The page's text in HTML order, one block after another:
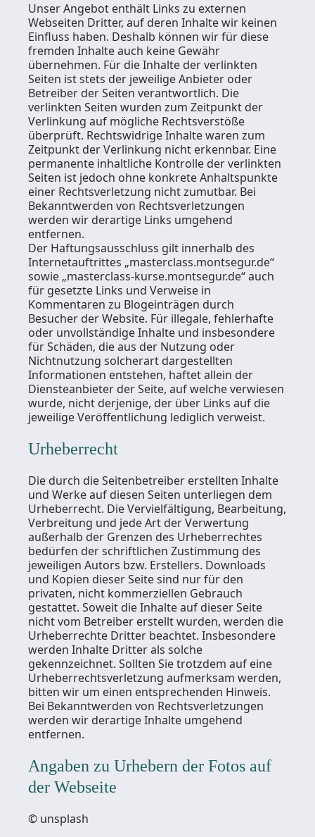
Unser Angebot enthält Links zu externen
Webseiten Dritter, auf deren Inhalte wir keinen
Einfluss haben. Deshalb können wir für diese
fremden Inhalte auch keine Gewähr
übernehmen. Für die Inhalte der verlinkten
Seiten ist stets der jeweilige Anbieter oder
Betreiber der Seiten verantwortlich. Die
verlinkten Seiten wurden zum Zeitpunkt der
Verlinkung auf mögliche Rechtsverstöße
überprüft. Rechtswidrige Inhalte waren zum
Zeitpunkt der Verlinkung nicht erkennbar. Eine
permanente inhaltliche Kontrolle der verlinkten
Seiten ist jedoch ohne konkrete Anhaltspunkte
einer Rechtsverletzung nicht zumutbar. Bei
Bekanntwerden von Rechtsverletzungen
werden wir derartige Links umgehend
entfernen.
Der Haftungsausschluss gilt innerhalb des
Internetauftrittes „masterclass.montsegur.de“
sowie „masterclass-kurse.montsegur.de“ auch
für gesetzte Links und Verweise in
Kommentaren zu Blogeinträgen durch
Besucher der Website. Für illegale, fehlerhafte
oder unvollständige Inhalte und insbesondere
für Schäden, die aus der Nutzung oder
Nichtnutzung solcherart dargestellten
Informationen entstehen, haftet allein der
Diensteanbieter der Seite, auf welche verwiesen
wurde, nicht derjenige, der über Links auf die
jeweilige Veröffentlichung lediglich verweist.
Urheberrecht
Die durch die Seitenbetreiber erstellten Inhalte
und Werke auf diesen Seiten unterliegen dem
Urheberrecht. Die Vervielfältigung, Bearbeitung,
Verbreitung und jede Art der Verwertung
außerhalb der Grenzen des Urheberrechtes
bedürfen der schriftlichen Zustimmung des
jeweiligen Autors bzw. Erstellers. Downloads
und Kopien dieser Seite sind nur für den
privaten, nicht kommerziellen Gebrauch
gestattet. Soweit die Inhalte auf dieser Seite
nicht vom Betreiber erstellt wurden, werden die
Urheberrechte Dritter beachtet. Insbesondere
werden Inhalte Dritter als solche
gekennzeichnet. Sollten Sie trotzdem auf eine
Urheberrechtsverletzung aufmerksam werden,
bitten wir um einen entsprechenden Hinweis.
Bei Bekanntwerden von Rechtsverletzungen
werden wir derartige Inhalte umgehend
entfernen.
Angaben zu Urhebern der Fotos auf
der Webseite
© unsplash